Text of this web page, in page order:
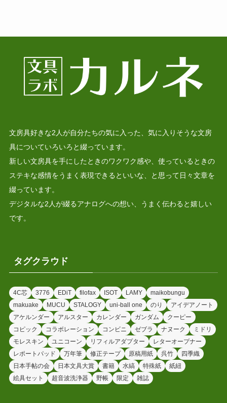
文房具好きな2人が自分たちの気に入った、気に入りそうな文房
具についていろいろと綴っています。
新しい文房具を手にしたときのワクワク感や、使っているときの
ステキな感情をうまく表現できるといいな、と思って日々文章を
綴っています。
デジタルな2人が綴るアナログへの想い、うまく伝わると嬉しい
です。
タグクラウド
4C芯 3776 EDiT filofax ISOT LAMY
maikobungu
makuake
MUCU STALOGY uni-ball one のり
アイデアノート
アケルンダー
アルスター カレンダー ガンダム
クーピー
コピック
コラボレーション コンビニ ゼブラ ナヌーク
ミドリ
モレスキン
ユニコーン リフィルアダプター
レターオープナー
レポートパッド
万年筆 修正テープ 原稿用紙 呉竹
四季織
日本手帖の会
日本文具大賞 書籍 水縞 特殊紙
紙紐
絵具セット
超音波洗浄器 野帳 限定 雑誌